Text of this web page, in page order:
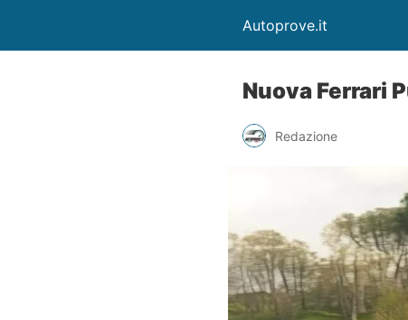
Autoprove.it
Nuova Ferrari
Redazione